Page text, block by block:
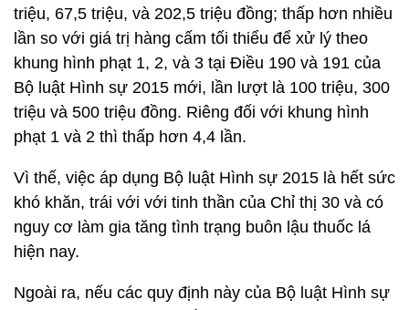
triệu, 67,5 triệu, và 202,5 triệu đồng; thấp hơn nhiều
lần so với giá trị hàng cấm tối thiểu để xử lý theo
khung hình phạt 1, 2, và 3 tại Điều 190 và 191 của
Bộ luật Hình sự 2015 mới, lần lượt là 100 triệu, 300
triệu và 500 triệu đồng. Riêng đối với khung hình
phạt 1 và 2 thì thấp hơn 4,4 lần.
Vì thế, việc áp dụng Bộ luật Hình sự 2015 là hết sức
khó khăn, trái với với tinh thần của Chỉ thị 30 và có
nguy cơ làm gia tăng tình trạng buôn lậu thuốc lá
hiện nay.
Ngoài ra, nếu các quy định này của Bộ luật Hình sự